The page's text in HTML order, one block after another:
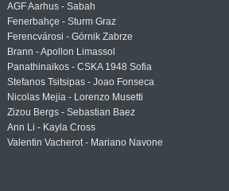
AGF Aarhus - Sabah
Fenerbahçe - Sturm Graz
Ferencvárosi - Górnik Zabrze
Brann - Apollon Limassol
Panathinaikos - CSKA 1948 Sofia
Stefanos Tsitsipas - Joao Fonseca
Nicolas Mejia - Lorenzo Musetti
Zizou Bergs - Sebastian Baez
Ann Li - Kayla Cross
Valentin Vacherot - Mariano Navone